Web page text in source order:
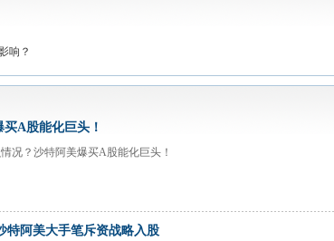
响？
A股能化巨头！
况？沙特阿美爆买A股能化巨头！
特阿美大手笔斥资战略入股